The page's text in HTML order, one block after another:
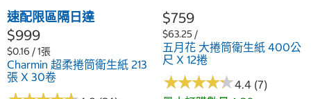
速配限區隔日達
$999
$0.16 / 1張
Charmin 超柔捲筒衛生紙 213
張 X 30卷
$759
$63.25 /
五月花 大捲筒衛生紙 400公
尺 X 12捲
★★★★★
★★★★★4.4 (7)